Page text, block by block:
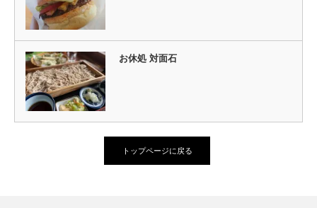
お休処 対面石
トップページに戻る